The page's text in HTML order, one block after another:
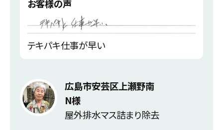
お客様の声
テキパキ仕事が早い
広島市安芸区上瀬野南
N様
屋外排水マス詰まり除去